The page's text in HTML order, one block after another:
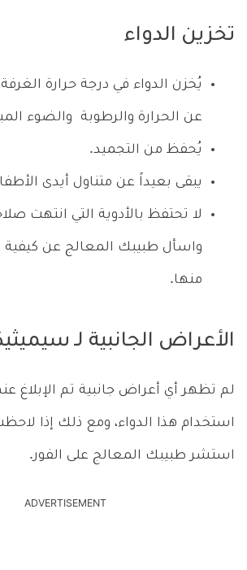
تخزين الدواء
يُخزن الدواء في درجة حرارة
عن الحرارة والرطوبة والضوء
يُحفظ من التجميد.
يبقى بعيداً عن متناول أيدى
لا تحتفظ بالأدوية التي انتهت
واسأل طبيبك المعالج عن
منها.
الأعراض الجانبية لـ
لم تظهر أي أعراض جانبية تم الإبلاغ
استخدام هذا الدواء، ومع ذلك إذا
استشر طبيبك المعالج على الفور.
ADVERTISEMENT